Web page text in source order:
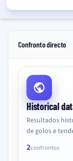
Confronto directo
Historical
Resultados
de golos e
2confrontos